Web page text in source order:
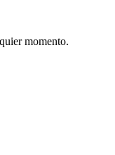
momento.